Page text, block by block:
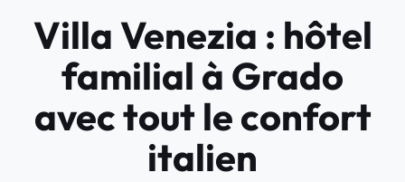
Villa Venezia : hôtel
familial à Grado
avec tout le confort
italien